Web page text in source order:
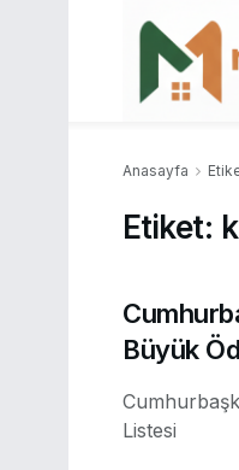
Anasayfa
Etiket:
Büyük
Listesi